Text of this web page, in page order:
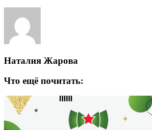
Наталия Жарова
Что ещё почитать: